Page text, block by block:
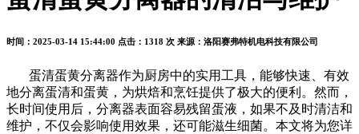
时间：2025-03-14 15:44:00 点击：1318 次 来源：洛阳赛弗特机电科技有限公司
蛋清蛋黄分离器作为厨房中的实用工具，能够快速、有效
地分离蛋清和蛋黄，为烘焙和烹饪提供了极大的便利。然而，
长时间使用后，分离器表面容易残留蛋液，如果不及时清洁和
维护，不仅会影响使用效果，还可能滋生细菌。本文将为您详